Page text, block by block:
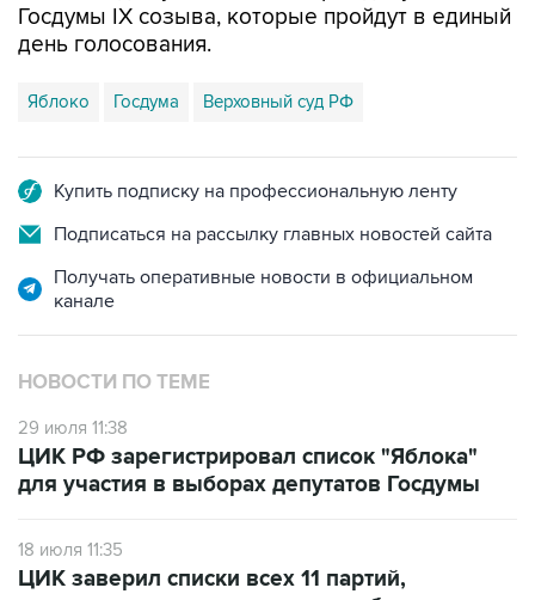
Госдумы IX созыва, которые пройдут в единый
день голосования.
Яблоко Госдума Верховный суд РФ
Купить подписку на профессиональную ленту
Подписаться на рассылку главных новостей сайта
Получать оперативные новости в официальном
канале
НОВОСТИ ПО ТЕМЕ
29 июля 11:38
ЦИК РФ зарегистрировал список "Яблока"
для участия в выборах депутатов Госдумы
18 июля 11:35
ЦИК заверил списки всех 11 партий,